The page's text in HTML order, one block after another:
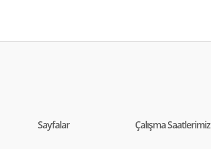
Sayfalar Çalışma Saatlerimiz